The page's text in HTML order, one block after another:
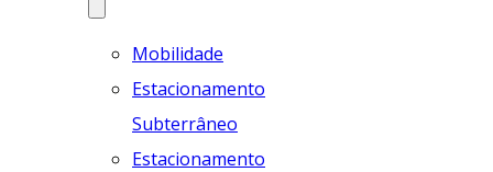
Mobilidade
Estacionamento
Subterrâneo
Estacionamento